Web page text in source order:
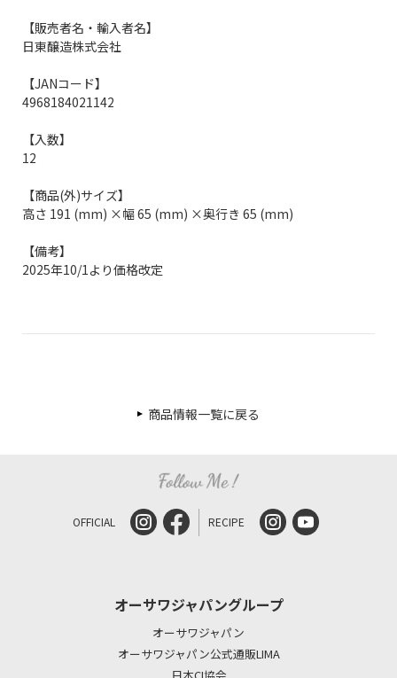
【販売者名・輸入者名】
日東醸造株式会社
【JANコード】
4968184021142
【入数】
12
【商品(外)サイズ】
高さ 191 (mm) ×幅 65 (mm) ×奥行き 65 (mm)
【備考】
2025年10/1より価格改定
商品情報一覧に戻る
OFFICIAL RECIPE
オーサワジャパングループ
オーサワジャパン
オーサワジャパン公式通販LIMA
日本CI協会